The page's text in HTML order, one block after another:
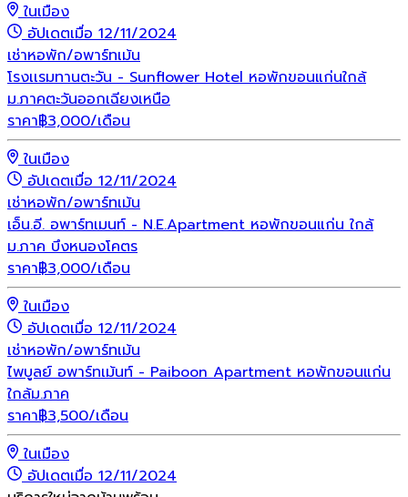
ในเมือง
อัปเดตเมื่อ 12/11/2024
เช่าหอพัก/อพาร์ทเม้น
โรงเเรมทานตะวัน - Sunflower Hotel หอพักขอนแก่นใกล้
ม.ภาคตะวันออกเฉียงเหนือ
ราคา฿3,000/เดือน
ในเมือง
อัปเดตเมื่อ 12/11/2024
เช่าหอพัก/อพาร์ทเม้น
เอ็น.อี. อพาร์ทเมนท์ - N.E.Apartment หอพักขอนแก่น ใกล้
ม.ภาค บึงหนองโคตร
ราคา฿3,000/เดือน
ในเมือง
อัปเดตเมื่อ 12/11/2024
เช่าหอพัก/อพาร์ทเม้น
ไพบูลย์ อพาร์ทเม้นท์ - Paiboon Apartment หอพักขอนแก่น
ใกล้ม.ภาค
ราคา฿3,500/เดือน
ในเมือง
อัปเดตเมื่อ 12/11/2024